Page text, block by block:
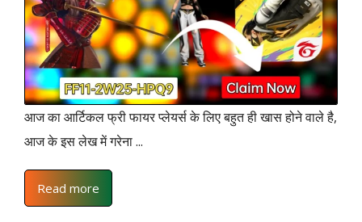
आज का आर्टिकल फ्री फायर प्लेयर्स के लिए बहुत ही खास होने वाले है,
आज के इस लेख में गरेना ...
Read more